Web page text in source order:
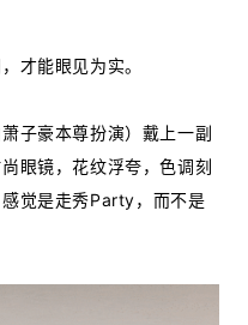
才能眼见为实。
子豪本尊扮演）戴上一副
眼镜，花纹浮夸，色调刻
觉是走秀Party，而不是